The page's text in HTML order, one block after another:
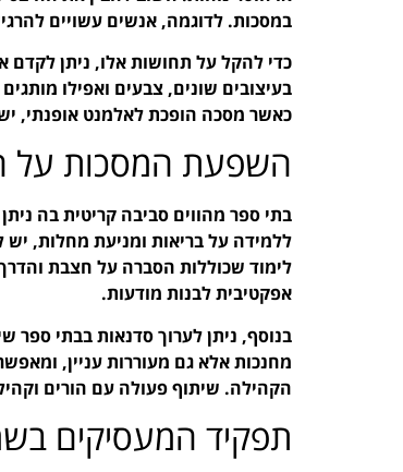
במסכות. לדוגמה, אנשים עשויים
כדי להקל על תחושות אלו, ניתן לקדם
בעיצובים שונים, צבעים ואפילו
כאשר מסכה הופכת לאלמנט אופנתי,
השפעת המסכות על
ללמידה על בריאות ומניעת מחלות,
לימוד שכוללות הסברה על חצבת
אפקטיבית לבנות מודעות.
בנוסף, ניתן לערוך סדנאות בבתי ספר
מחנכות אלא גם מעוררות עניין,
הקהילה. שיתוף פעולה עם הורים
תפקיד המעסיקים